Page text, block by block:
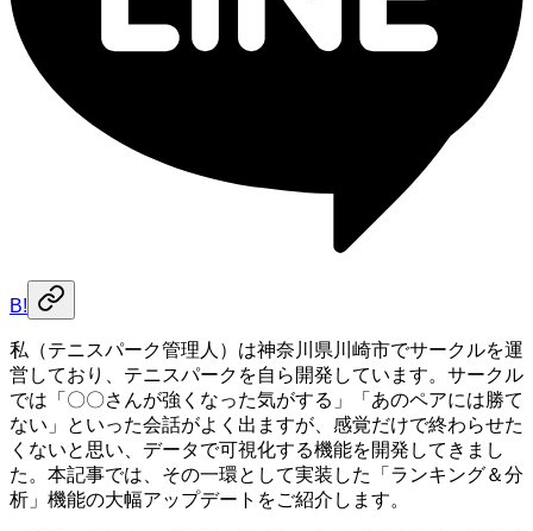
B!
私（テニスパーク管理人）は神奈川県川崎市でサークルを運
営しており、テニスパークを自ら開発しています。サークル
では「〇〇さんが強くなった気がする」「あのペアには勝て
ない」といった会話がよく出ますが、感覚だけで終わらせた
くないと思い、データで可視化する機能を開発してきまし
た。本記事では、その一環として実装した「ランキング＆分
析」機能の大幅アップデートをご紹介します。